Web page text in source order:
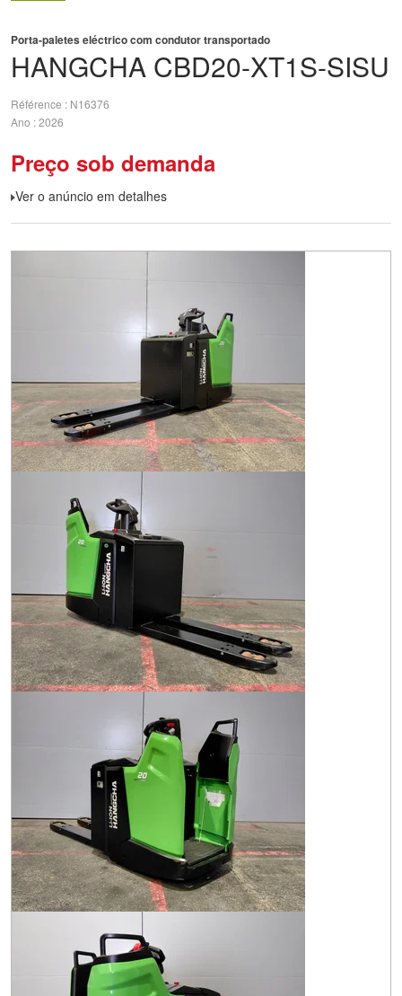
HANGCHA CBD20-XT1S-SISU
Porta-paletes eléctrico com condutor transportado
Référence
N16376
Ano 2026
Preço sob demanda
Ver o anúncio em detalhes